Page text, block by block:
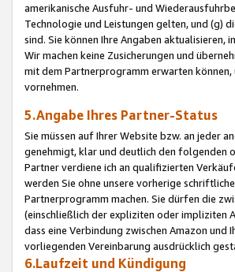
amerikanische Ausfuhr- und
Technologie und Leistungen gelten, und (g)
sind. Sie können Ihre Angaben aktualisieren,
Wir machen keine Zusicherungen und
mit dem Partnerprogramm erwarten
vornehmen.
5.Angabe Ihres Partner-Status
Sie müssen auf Ihrer Website bzw. an jeder
genehmigt, klar und deutlich den folgenden
Partner verdiene ich an qualifizierten
werden Sie ohne unsere vorherige
Partnerprogramm machen. Sie dürfen die
(einschließlich der expliziten oder impliziten
dass eine Verbindung zwischen Amazon und
vorliegenden Vereinbarung ausdrücklich
6.Laufzeit und Kündigung